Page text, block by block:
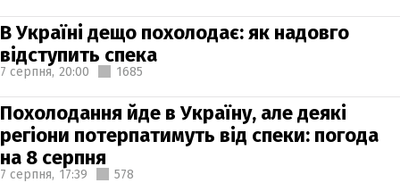
В Україні дещо похолодає: як надовго
відступить спека
7 серпня, 20:00 1685
Похолодання йде в Україну, але деякі
регіони потерпатимуть від спеки: погода
на 8 серпня
7 серпня, 17:39 578